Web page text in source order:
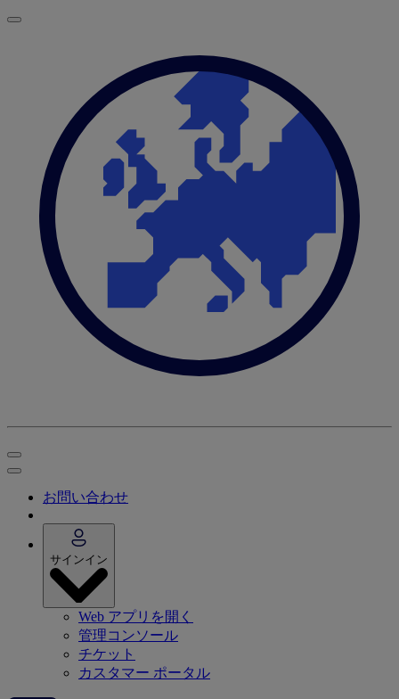
お問い合わせ
サインイン
Web アプリを開く
管理コンソール
チケット
カスタマー ポータル